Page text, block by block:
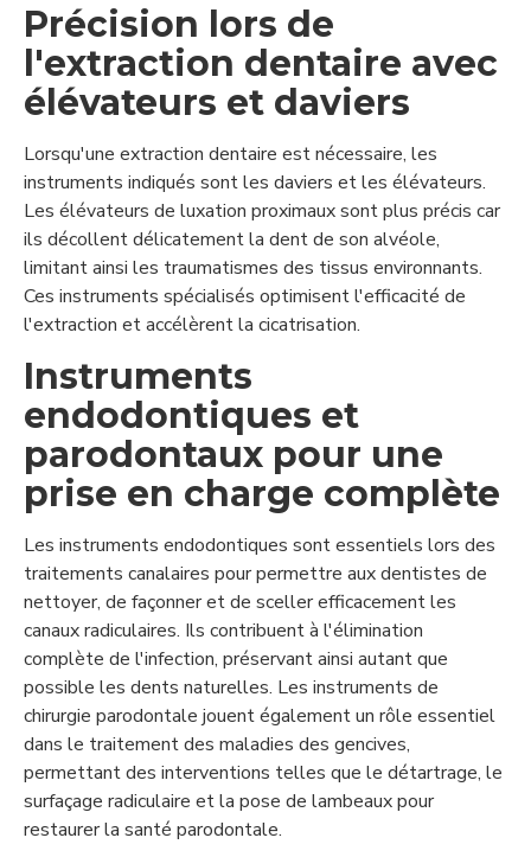
Précision lors de
l'extraction dentaire avec
élévateurs et daviers
Lorsqu'une extraction dentaire est nécessaire, les
instruments indiqués sont les daviers et les élévateurs.
Les élévateurs de luxation proximaux sont plus précis car
ils décollent délicatement la dent de son alvéole,
limitant ainsi les traumatismes des tissus environnants.
Ces instruments spécialisés optimisent l'efficacité de
l'extraction et accélèrent la cicatrisation.
Instruments
endodontiques et
parodontaux pour une
prise en charge complète
Les instruments endodontiques sont essentiels lors des
traitements canalaires pour permettre aux dentistes de
nettoyer, de façonner et de sceller efficacement les
canaux radiculaires. Ils contribuent à l'élimination
complète de l'infection, préservant ainsi autant que
possible les dents naturelles. Les instruments de
chirurgie parodontale jouent également un rôle essentiel
dans le traitement des maladies des gencives,
permettant des interventions telles que le détartrage, le
surfaçage radiculaire et la pose de lambeaux pour
restaurer la santé parodontale.